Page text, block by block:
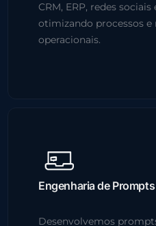
CRM, ERP, redes
otimizando processos e
operacionais.
Engenharia de Prompts
Desenvolvemos